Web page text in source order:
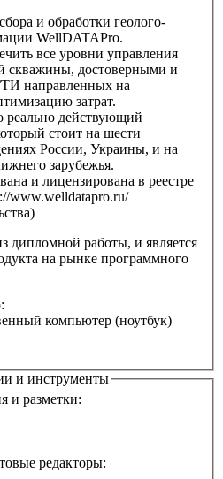
и обработки геолого-
WellDATAPro.
все уровни управления
скважины, достоверными и
направленных на
затрат.
реально действующий
стоит на шести
России, Украины, и на
зарубежья.
и лицензирована в реестре
www.welldatapro.ru/
дипломной работы, и является
на рынке программного
компьютер (ноутбук)
и инструменты
и разметки:
редакторы: